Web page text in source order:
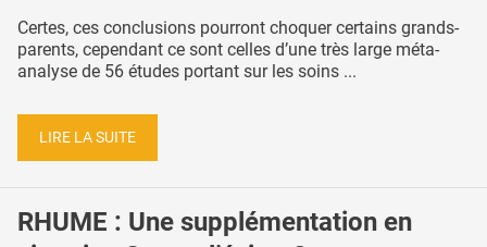
Certes, ces conclusions pourront choquer certains grands-
parents, cependant ce sont celles d’une très large méta-
analyse de 56 études portant sur les soins ...
LIRE LA SUITE
RHUME : Une supplémentation en